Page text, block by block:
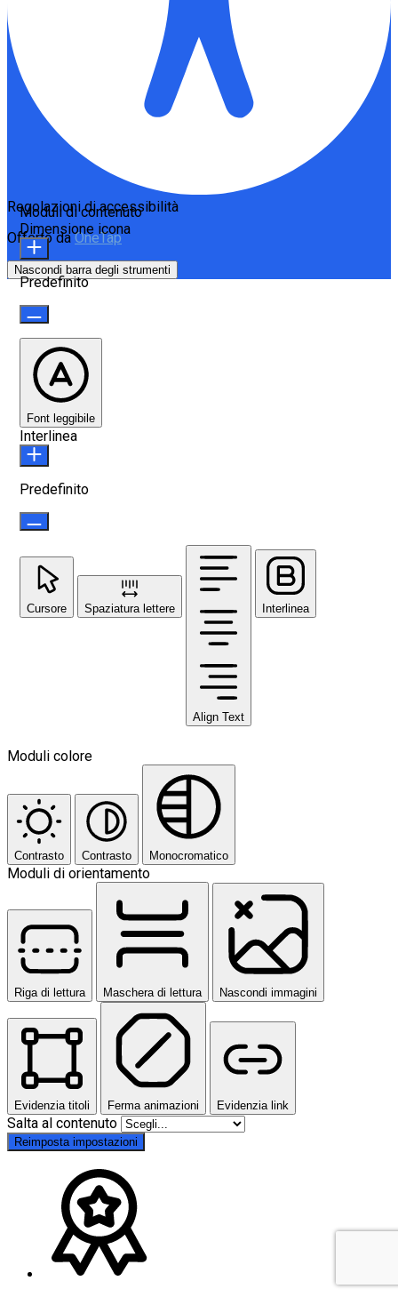
Regolazioni di accessibilità
Offerto daOneTap
Nascondi barra degli strumenti
Moduli di contenuto
Dimensione icona
Predefinito
Font leggibile
Interlinea
Predefinito
Cursore Spaziatura lettere
Align Text
Interlinea
Moduli colore
Contrasto Contrasto Monocromatico
Moduli di orientamento
Riga di lettura Maschera di lettura Nascondi immagini
Evidenzia titoli Ferma animazioni Evidenzia link
Salta al contenuto
Reimposta impostazioni